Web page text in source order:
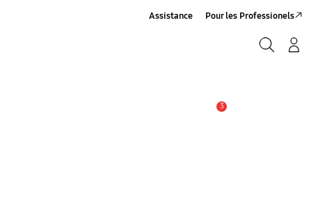
Assistance Pour les Professionels
3